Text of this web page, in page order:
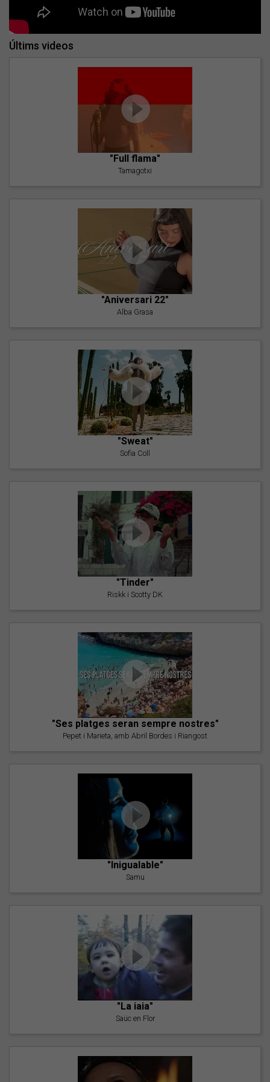
Últims videos
"Full flama"
Tamagotxi
"Aniversari 22"
Alba Grasa
"Sweat"
Sofia Coll
"Tinder"
Riskk i Scotty DK
"Ses platges seran sempre nostres"
Pepet i Marieta, amb Abril Bordes i Riangost
"Inigualable"
Samu
"La iaia"
Saüc en Flor